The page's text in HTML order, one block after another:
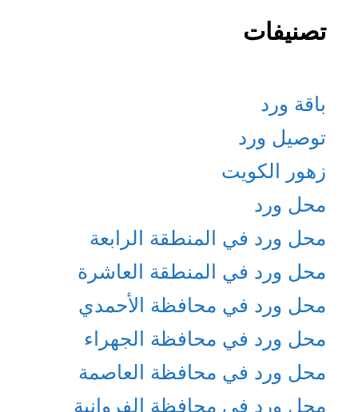
تصنيفات
باقة ورد
توصيل ورد
زهور الكويت
محل ورد
محل ورد في المنطقة الرابعة
محل ورد في المنطقة العاشرة
محل ورد في محافظة الأحمدي
محل ورد في محافظة الجهراء
محل ورد في محافظة العاصمة
محل ورد في محافظة الفروانية